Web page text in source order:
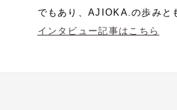
でもあり、AJIOKA.の歩みと
インタビュー記事はこちら